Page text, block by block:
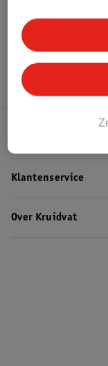
Klantenservice
Over Kruidvat